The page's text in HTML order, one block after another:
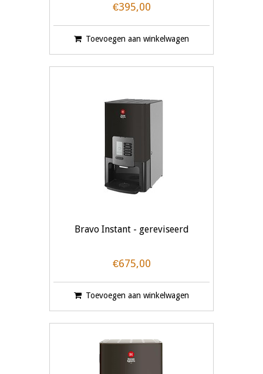
€395,00
Toevoegen aan winkelwagen
Bravo Instant - gereviseerd
€675,00
Toevoegen aan winkelwagen